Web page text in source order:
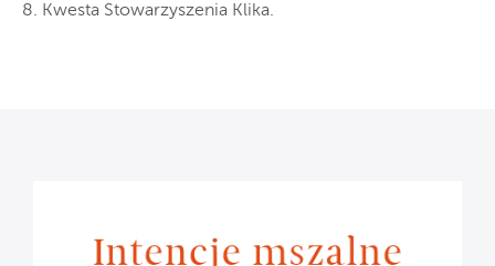
8. Kwesta Stowarzyszenia Klika.